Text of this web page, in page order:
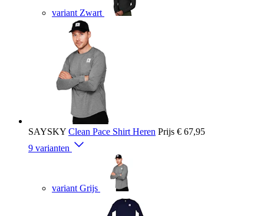
variant Zwart
SAYSKY Clean Pace Shirt Heren Prijs € 67,95
9 varianten
variant Grijs